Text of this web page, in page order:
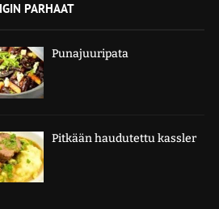
PARHAAT
Punajuuripata
Pitkään haudutettu kassler